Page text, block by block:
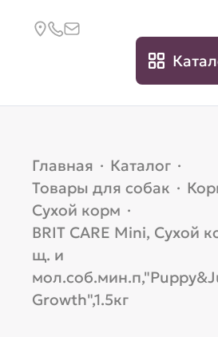
Главная · Каталог ·
Товары для собак ·
Сухой корм ·
BRIT CARE Mini, Сухой
щ. и
Growth",1.5кг